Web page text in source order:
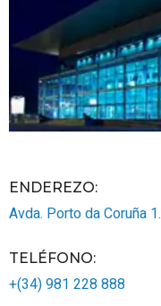
ENDEREZO:
Avda. Porto da Coruña 1.
TELÉFONO:
+(34) 981 228 888